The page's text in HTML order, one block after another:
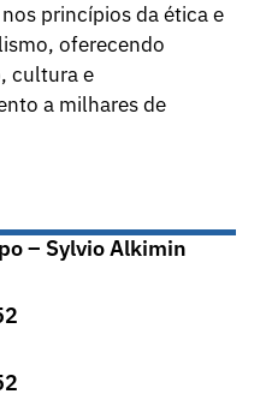
princípios da ética e
oferecendo
cultura e
a milhares de
– Sylvio Alkimin